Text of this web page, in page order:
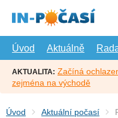
hlavní
Úvod
Aktuálně
AKTUALITA: Začíná
zejména na východě
Úvod Aktuální počasí